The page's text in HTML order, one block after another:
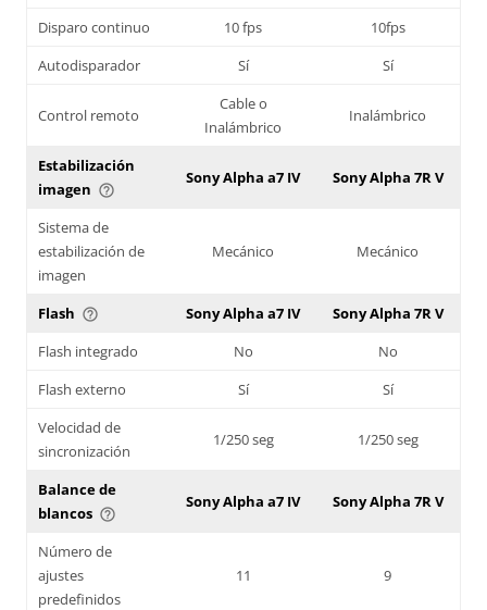
Disparo continuo 10 fps
10fps
Autodisparador
Sí Sí
Control remoto
Cable o
Inalámbrico
Inalámbrico
Estabilización
imagen help_outline
Sony Alpha a7 IV Sony Alpha 7R V
Sistema de
estabilización de
imagen
Mecánico Mecánico
Flash help_outline Sony Alpha a7 IV
Sony Alpha 7R V
Flash integrado
No
No
Flash externo
Sí
Sí
Velocidad de
sincronización
1/250 seg 1/250 seg
Balance de
blancos help_outline
Sony Alpha a7 IV Sony Alpha 7R V
Número de
ajustes
predefinidos
11 9